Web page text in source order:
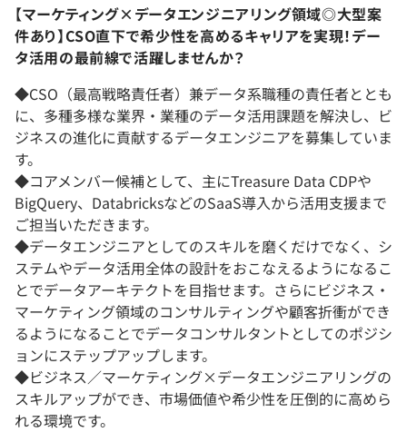
【マーケティング×データエンジニアリング領域◎大型案
件あり】CSO直下で希少性を高めるキャリアを実現！デー
タ活用の最前線で活躍しませんか？
◆CSO（最高戦略責任者）兼データ系職種の責任者ととも
に、多種多様な業界・業種のデータ活用課題を解決し、ビ
ジネスの進化に貢献するデータエンジニアを募集していま
す。
◆コアメンバー候補として、主にTreasure Data CDPや
BigQuery、DatabricksなどのSaaS導入から活用支援まで
ご担当いただきます。
◆データエンジニアとしてのスキルを磨くだけでなく、シ
ステムやデータ活用全体の設計をおこなえるようになるこ
とでデータアーキテクトを目指せます。さらにビジネス・
マーケティング領域のコンサルティングや顧客折衝ができ
るようになることでデータコンサルタントとしてのポジシ
ョンにステップアップします。
◆ビジネス／マーケティング×データエンジニアリングの
スキルアップができ、市場価値や希少性を圧倒的に高めら
れる環境です。